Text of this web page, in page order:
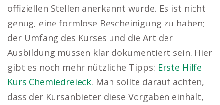
offiziellen Stellen anerkannt wurde. Es ist nicht
genug, eine formlose Bescheinigung zu haben;
der Umfang des Kurses und die Art der
Ausbildung müssen klar dokumentiert sein. Hier
gibt es noch mehr nützliche Tipps: Erste Hilfe
Kurs Chemiedreieck. Man sollte darauf achten,
dass der Kursanbieter diese Vorgaben einhält,